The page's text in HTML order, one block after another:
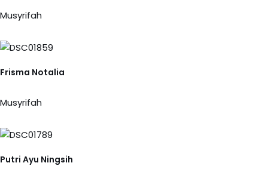
Musyrifah
Frisma Notalia
Musyrifah
Putri Ayu Ningsih